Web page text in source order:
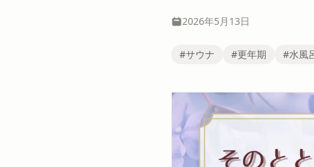
2026年5月13日
#サウナ #更年期 #水風